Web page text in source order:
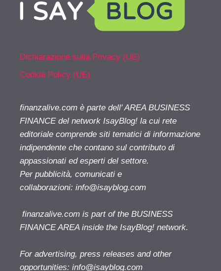
Dichiarazione sulla Privacy (UE)
Cookie Policy (UE)
finanzalive.com è parte dell' AREA BUSINESS
FINANCE del network IsayBlog! la cui rete
editoriale comprende siti tematici di informazione
indipendente che contano sul contributo di
appassionati ed esperti del settore.
Per pubblicità, comunicati e
collaborazioni: info@isayblog.com
finanzalive.com is part of the BUSINESS
FINANCE AREA inside the IsayBlog! network.
For advertising, press releases and other
opportunities: info@isayblog.com